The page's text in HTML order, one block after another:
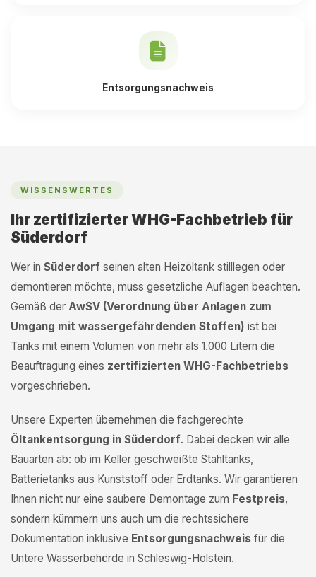
Entsorgungsnachweis
WISSENSWERTES
Ihr zertifizierter WHG-Fachbetrieb für
Süderdorf
Wer in Süderdorf seinen alten Heizöltank stilllegen oder
demontieren möchte, muss gesetzliche Auflagen beachten.
Gemäß der AwSV (Verordnung über Anlagen zum
Umgang mit wassergefährdenden Stoffen) ist bei
Tanks mit einem Volumen von mehr als 1.000 Litern die
Beauftragung eines zertifizierten WHG-Fachbetriebs
vorgeschrieben.
Unsere Experten übernehmen die fachgerechte
Öltankentsorgung in Süderdorf. Dabei decken wir alle
Bauarten ab: ob im Keller geschweißte Stahltanks,
Batterietanks aus Kunststoff oder Erdtanks. Wir garantieren
Ihnen nicht nur eine saubere Demontage zum Festpreis,
sondern kümmern uns auch um die rechtssichere
Dokumentation inklusive Entsorgungsnachweis für die
Untere Wasserbehörde in Schleswig-Holstein.